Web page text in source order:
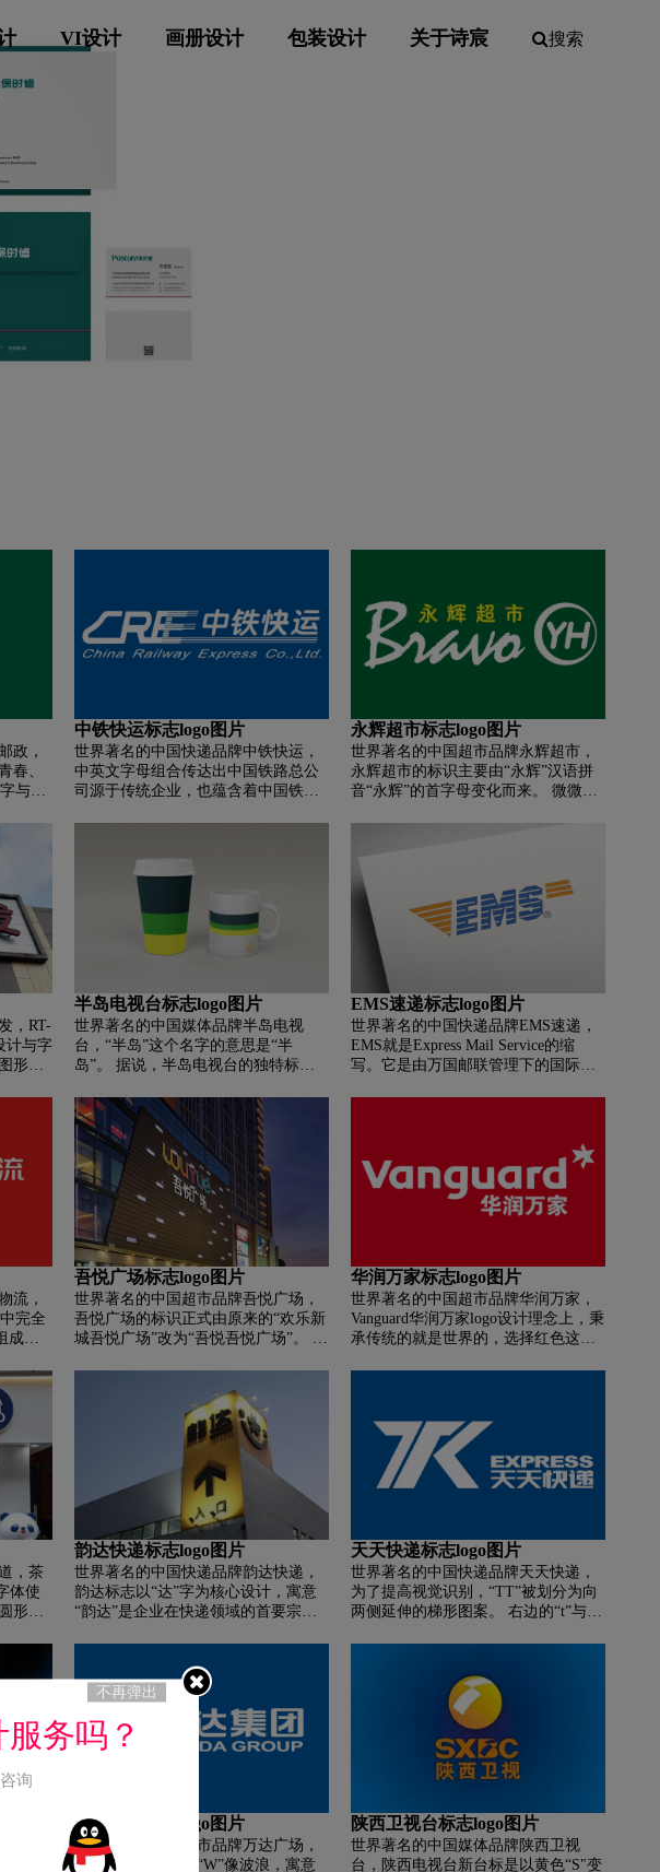
VI设计 画册设计 包装设计 关于诗宸 搜索
政，
春、
与邮
传
的
处不
型简
组
，并
度
中铁快运标志logo图片
世界著名的中国快递品牌中铁快运，
中英文字母组合传达出中国铁路总公
司源于传统企业，也蕴含着中国铁路
与字母C中的经纬度交织，表明中国
铁路总公司的战略定位是世界知名企
业，瞄准全球市场； “I”字形代表铁路
轨道，承载着企业的发展历程。
永辉超市标志logo图片
世界著名的中国超市品牌永辉超市，
永辉超市的标识主要由“永辉”汉语拼
音“永辉”的首字母变化而来。 微微前
与客户的美好生活相结合，代表了永
辉“民生超市，人民永辉”的社会承
诺。 弧线的粗细变化给人以空间扩张
的视觉感受，象征着永辉高速健康发
展的特点。
，RT-
计与字
形设
成字
实，
够更
凸显
标志
半岛电视台标志logo图片
世界著名的中国媒体品牌半岛电视
台，“半岛”这个名字的意思是“半
岛”。 据说，半岛电视台的独特标志
语拼写为“Al Jazeera”。 该标志是通过
设计竞赛创建的，已成为世界上最广
泛认可的品牌标志之一。
EMS速递标志logo图片
世界著名的中国快递品牌EMS速递，
EMS就是Express Mail Service的缩
写。它是由万国邮联管理下的国际邮
近，1－4天到达。ems标志以横着的线
条描绘的字体为主。
流，
完全
的
物
义。
文
吾悦广场标志logo图片
世界著名的中国超市品牌吾悦广场，
吾悦广场的标识正式由原来的“欢乐新
城吾悦广场”改为“吾悦吾悦广场”。 新
乐、体验之乐”五个核心“悦”价值观。
全新的口号是“亲爱的，贴心的吾悦广
场”，立志覆盖创造中国80%GDP的区
域，服务中国城市80%的消费者。
华润万家标志logo图片
世界著名的中国超市品牌华润万家，
Vanguard华润万家logo设计理念上，秉
承传统的就是世界的，选择红色这种
在设计中保证对企业经营理念传承
性，遵循既有的关于中文、英文和图
案标识共同使用、不可分离的原则，
，茶
体使
形的
为规
更加
萌、
下，
熊猫
贴切
韵达快递标志logo图片
世界著名的中国快递品牌韵达快递，
韵达标志以“达”字为核心设计，寓意
“韵达”是企业在快递领域的首要宗
韵达人； 民族快递企业走向世界的愿
望和信心； 方形元素寓意一个包裹，
以“大”二字为中心，象征着人在快递
运输过程中的传递作用。 同时体现韵
达以人为企业核心，关注员工，重视
度； 坚持黄色主色调，展现企业阳
光、积极、热情的态度；
天天快递标志logo图片
世界著名的中国快递品牌天天快递，
为了提高视觉识别，“TT”被划分为向
两侧延伸的梯形图案。 右边的“t”与
于识别的图形符号。 与旧版logo相
比，更加简洁易识别。 色彩的运用延
续了旧版两种蓝色调的组合，不过整
体亮度有所调整。 明亮活泼的天蓝色
展现品牌正面形象，深蓝色展现品牌
沉稳可靠的品质。
图
国天
万达广场标志logo图片
世界著名的中国超市品牌万达广场，
万达的拼音首字母“W”像波浪，寓意
陕西卫视台标志logo图片
世界著名的中国媒体品牌陕西卫视
台，陕西电视台新台标是以黄色“S"变
不再弹出
务吗？
询